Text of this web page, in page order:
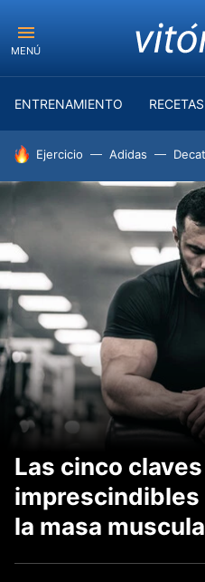
MENÚ
ENTRENAMIENTO
HOY SE HABLA DE
Ejercicio Adidas
Las cinco claves
imprescindibles
la masa